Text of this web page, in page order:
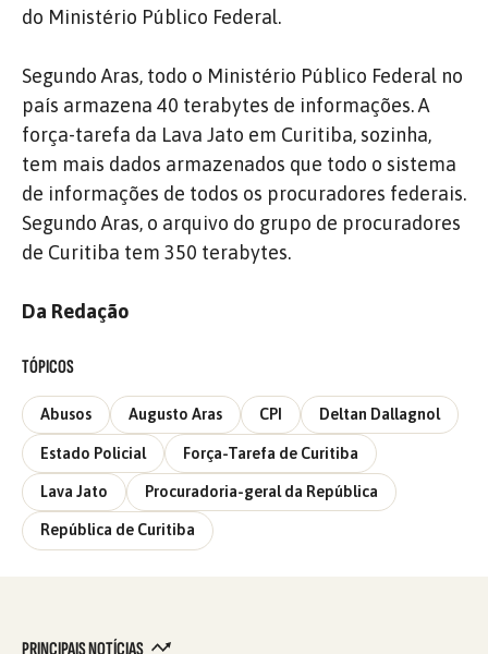
do Ministério Público Federal.
Segundo Aras, todo o Ministério Público Federal no
país armazena 40 terabytes de informações. A
força-tarefa da Lava Jato em Curitiba, sozinha,
tem mais dados armazenados que todo o sistema
de informações de todos os procuradores federais.
Segundo Aras, o arquivo do grupo de procuradores
de Curitiba tem 350 terabytes.
Da Redação
TÓPICOS
Abusos Augusto Aras CPI Deltan Dallagnol
Estado Policial Força-Tarefa de Curitiba
Lava Jato Procuradoria-geral da República
República de Curitiba
PRINCIPAIS NOTÍCIAS